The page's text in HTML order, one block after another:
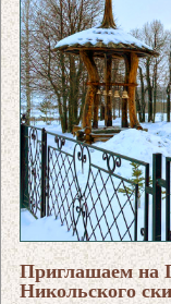
Приглашаем на
Никольского